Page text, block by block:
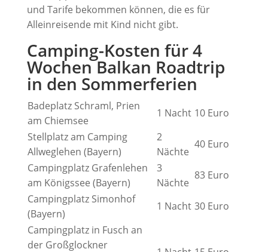
und Tarife bekommen können, die es für
Alleinreisende mit Kind nicht gibt.
Camping-Kosten für 4
Wochen Balkan Roadtrip
in den Sommerferien
Badeplatz Schraml, Prien
am Chiemsee
1 Nacht 10 Euro
Stellplatz am Camping
Allweglehen (Bayern)
2
Nächte
40 Euro
Campingplatz Grafenlehen
am Königssee (Bayern)
3
Nächte
83 Euro
Campingplatz Simonhof
(Bayern)
1 Nacht 30 Euro
Campingplatz in Fusch an
der Großglockner